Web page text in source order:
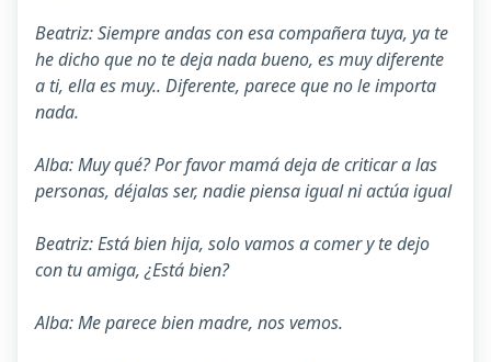
Beatriz: Siempre andas con esa compañera tuya, ya te
he dicho que no te deja nada bueno, es muy diferente
a ti, ella es muy.. Diferente, parece que no le importa
nada.
Alba: Muy qué? Por favor mamá deja de criticar a las
personas, déjalas ser, nadie piensa igual ni actúa igual
Beatriz: Está bien hija, solo vamos a comer y te dejo
con tu amiga, ¿Está bien?
Alba: Me parece bien madre, nos vemos.